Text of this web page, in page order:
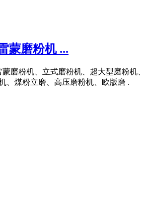
蒙磨粉机 ...
磨粉机、立式磨粉机、超大型磨粉
、煤粉立磨、高压磨粉机、欧版磨 .